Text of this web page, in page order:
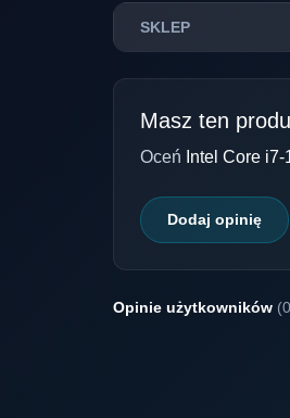
SKLEP
Masz ten
Oceń Intel Core
Dodaj opinię
Opinie użytkowników